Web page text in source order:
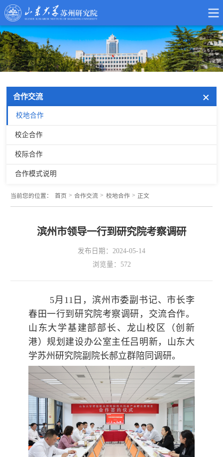
合作交流
校地合作
校企合作
校际合作
合作模式说明
当前您的位置： 首页 > 合作交流 > 校地合作 > 正文
滨州市领导一行到研究院考察调研
发布日期：2024-05-14
浏览量： 572
5月11日，滨州市委副书记、市长李
春田一行到研究院考察调研，交流合作。
山东大学基建部部长、龙山校区（创新
港）规划建设办公室主任吕明新，山东大
学苏州研究院副院长郝立群陪同调研。